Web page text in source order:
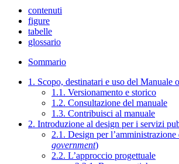
contenuti
figure
tabelle
glossario
Sommario
1. Scopo, destinatari e uso del Manuale
1.1. Versionamento e storico
1.2. Consultazione del manuale
1.3. Contribuisci al manuale
2. Introduzione al design per i servizi
2.1. Design per
government)
2.2. L’approccio progettuale